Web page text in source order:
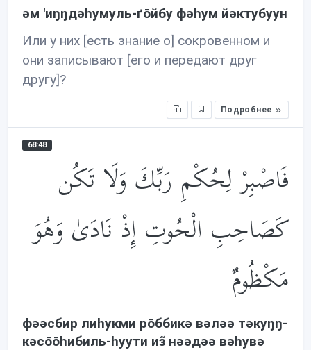
əм 'иŋŋдəhумуль-ґōйбу фəhум йəктубуун
Или у них [есть знание о] сокровенном и
они записывают [его и передают друг
другу]?
Подробнее
68:48
فَاصْبِرْ لِحُكْمِ رَبِّكَ وَلَا تَكُن
كَصَاحِبِ الْحُوتِ إِذْ نَادَىٰ وَهُوَ
مَكْظُومٌ
фəəсбир лиhукми рōббикə вəлəə тəкуŋŋ-
кəсōōhибиль-hуути из̃ нəəдəə вəhувə